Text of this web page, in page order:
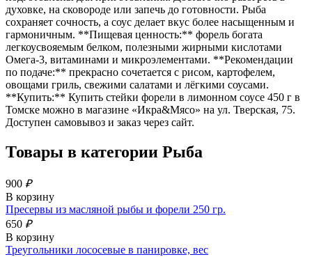
духовке, на сковороде или запечь до готовности. Рыба
сохраняет сочность, а соус делает вкус более насыщенным и
гармоничным. **Пищевая ценность:** форель богата
легкоусвояемым белком, полезными жирными кислотами
Омега-3, витаминами и микроэлементами. **Рекомендации
по подаче:** прекрасно сочетается с рисом, картофелем,
овощами гриль, свежими салатами и лёгкими соусами.
**Купить:** Купить стейки форели в лимонном соусе 450 г в
Томске можно в магазине «Икра&Мясо» на ул. Тверская, 75.
Доступен самовывоз и заказ через сайт.
Товары в категории Рыба
900 ₽
В корзину
Пресервы из масляной рыбы и форели 250 гр.
650 ₽
В корзину
Треугольники лососевые в панировке, вес